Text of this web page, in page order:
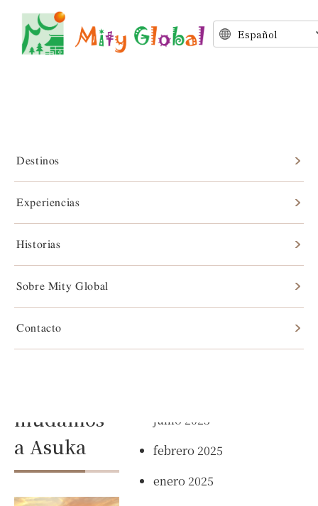
Destinos
Experiencias
Historias
Sobre Mity Global
Contacto
Historias
Después de
viajar por
mudamos
a Asuka
Archives
junio 2025
febrero 2025
enero 2025